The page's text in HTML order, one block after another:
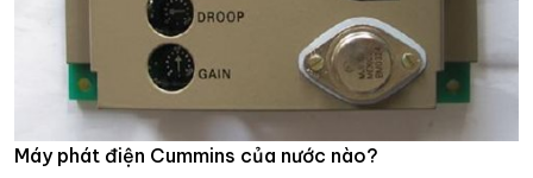
Máy phát điện Cummins của nước nào?